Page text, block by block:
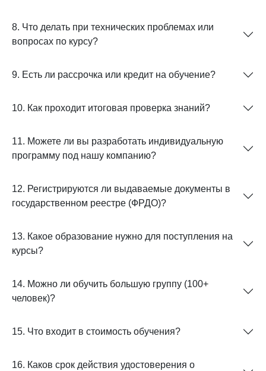
8. Что делать при технических проблемах или
вопросах по курсу?
9. Есть ли рассрочка или кредит на обучение?
10. Как проходит итоговая проверка знаний?
11. Можете ли вы разработать индивидуальную
программу под нашу компанию?
12. Регистрируются ли выдаваемые документы в
государственном реестре (ФРДО)?
13. Какое образование нужно для поступления на
курсы?
14. Можно ли обучить большую группу (100+
человек)?
15. Что входит в стоимость обучения?
16. Каков срок действия удостоверения о